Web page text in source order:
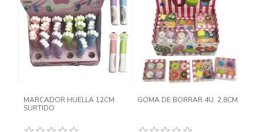
MARCADOR HUELLA 12CM
SURTIDO
GOMA DE BORRAR 4U. 2,8CM